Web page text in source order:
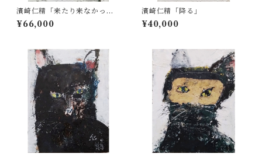
濱崎仁精「来たり来なかった
り」
¥66,000
濱崎仁精「降る」
¥40,000